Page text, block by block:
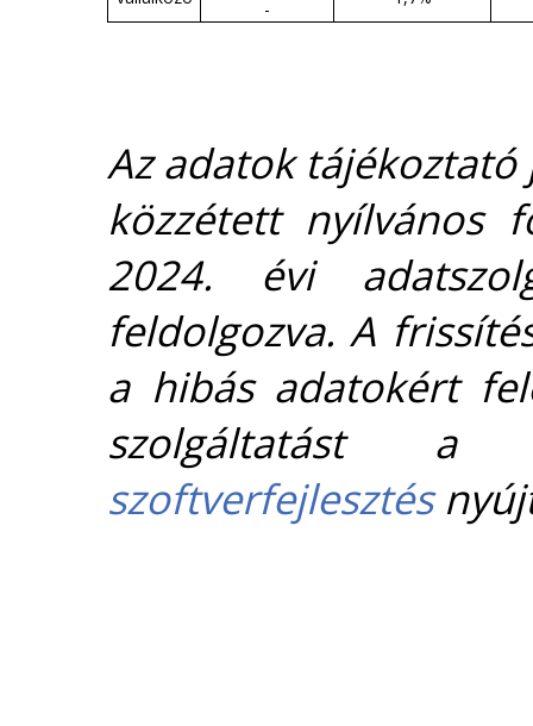
-
Az adatok
közzétett nyílvános
2024. évi
feldolgozva. A
a hibás adatokért
szolgáltatást
szoftverfejlesztés